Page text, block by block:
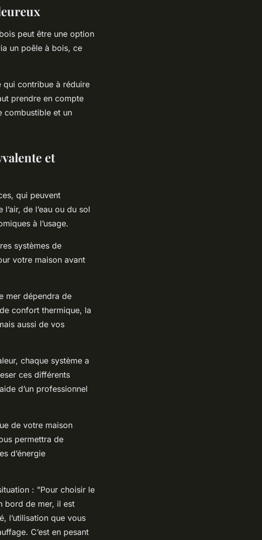
peut être une option
un poêle à bois, ce
qui contribue à réduire
prendre en compte
combustible et un
et
qui peuvent
de l’eau ou du sol
à l’usage.
systèmes de
votre maison avant
mer dépendra de
confort thermique, la
aussi de vos
chaque système a
ces différents
d’un professionnel
de votre maison
permettra de
d’énergie
: "Pour choisir le
bord de mer, il est
l’utilisation que vous
C’est en pesant